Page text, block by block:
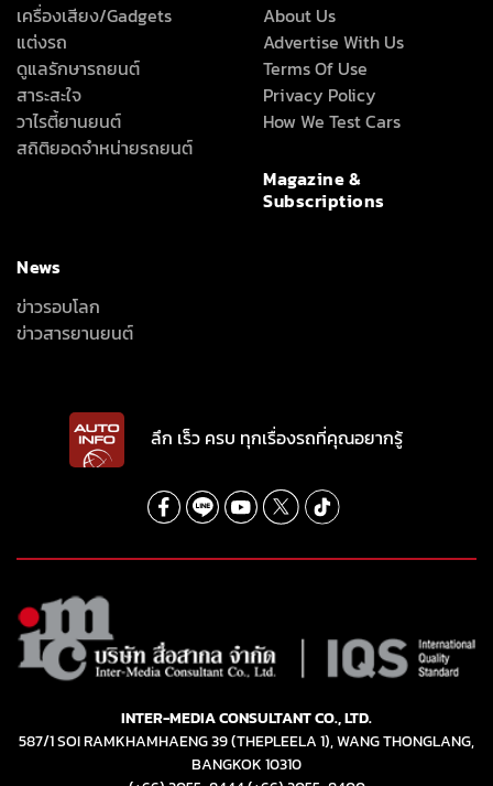
เครื่องเสียง/Gadgets
แต่งรถ
ดูแลรักษารถยนต์
สาระสะใจ
วาไรตี้ยานยนต์
สถิติยอดจำหน่ายรถยนต์
About Us
Advertise With Us
Terms Of Use
Privacy Policy
How We Test Cars
Magazine &
Subscriptions
News
ข่าวรอบโลก
ข่าวสารยานยนต์
ลึก เร็ว ครบ ทุกเรื่องรถที่คุณอยากรู้
INTER-MEDIA CONSULTANT CO., LTD.
587/1 SOI RAMKHAMHAENG 39 (THEPLEELA 1), WANG THONGLANG,
BANGKOK 10310